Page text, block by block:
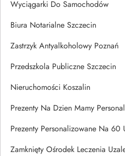
Wyciągarki Do Samochodów
Biura Notarialne Szczecin
Zastrzyk Antyalkoholowy Poznań
Przedszkola Publiczne Szczecin
Nieruchomości Koszalin
Prezenty Na Dzien Mamy
Prezenty Personalizowane Na 60
Zamknięty Ośrodek Leczenia